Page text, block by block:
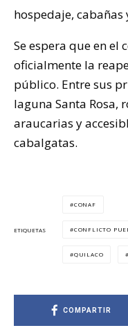
hospedaje,
Se espera que en el
oficialmente la
público. Entre sus
laguna Santa Rosa,
araucarias y
cabalgatas.
ETIQUETAS
CONAF
CONFLICTO
QUILACO
COMPARTIR